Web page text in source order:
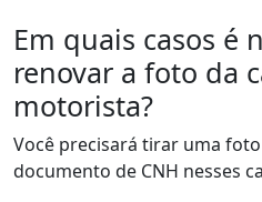
Em quais casos é
renovar a foto da
motorista?
Você precisará tirar uma
documento de CNH nesses